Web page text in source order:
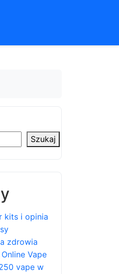
Szukaj
kits i opinia
zdrowia
Vape
vape w